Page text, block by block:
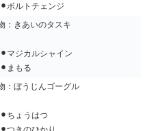
ルトチェンジ
：きあいのタスキ
ジカルシャイン
もる
：ぼうじんゴーグル
うはつ